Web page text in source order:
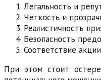
Легальность и
Четкость и
Реалистичность
Безопасность
Соответствие
При этом стоит